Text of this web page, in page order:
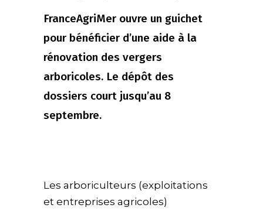
FranceAgriMer ouvre un guichet
pour bénéficier d’une aide à la
rénovation des vergers
arboricoles. Le dépôt des
dossiers court jusqu’au 8
septembre.
Les arboriculteurs (exploitations
et entreprises agricoles)